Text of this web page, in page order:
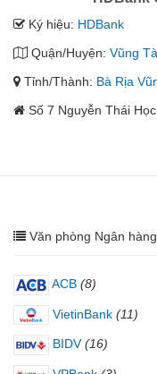
Ký hiệu: HDBank
Quận/Huyện: Vũng
Tỉnh/Thành: Bà Rịa
Số 7 Nguyễn Thái
Văn phòng Ngân
ACB (8)
VietinBank (11)
BIDV (16)